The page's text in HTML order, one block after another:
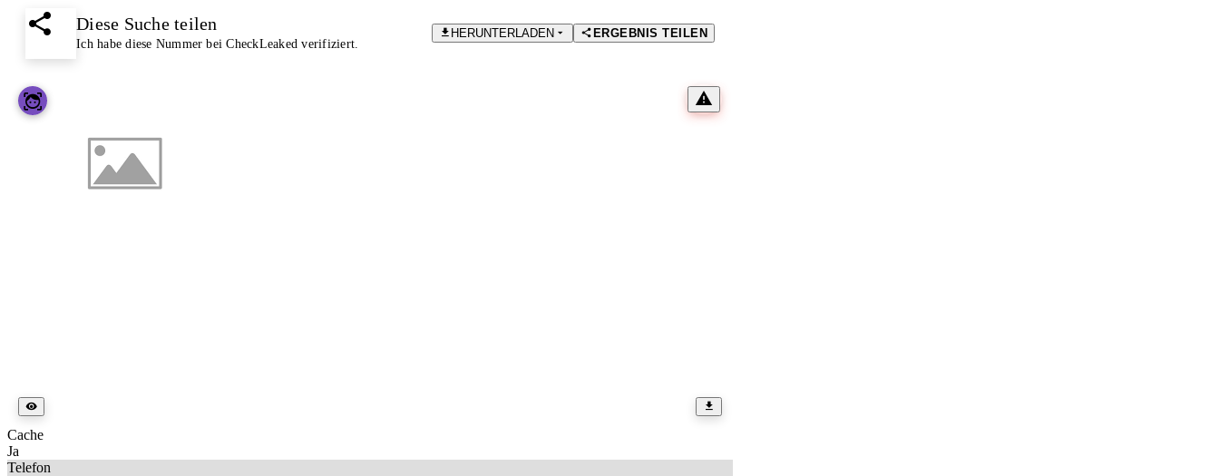
Diese Suche teilen
Ich habe diese Nummer bei CheckLeaked verifiziert.
HERUNTERLADEN ERGEBNIS TEILEN
Cache
Ja
Telefon